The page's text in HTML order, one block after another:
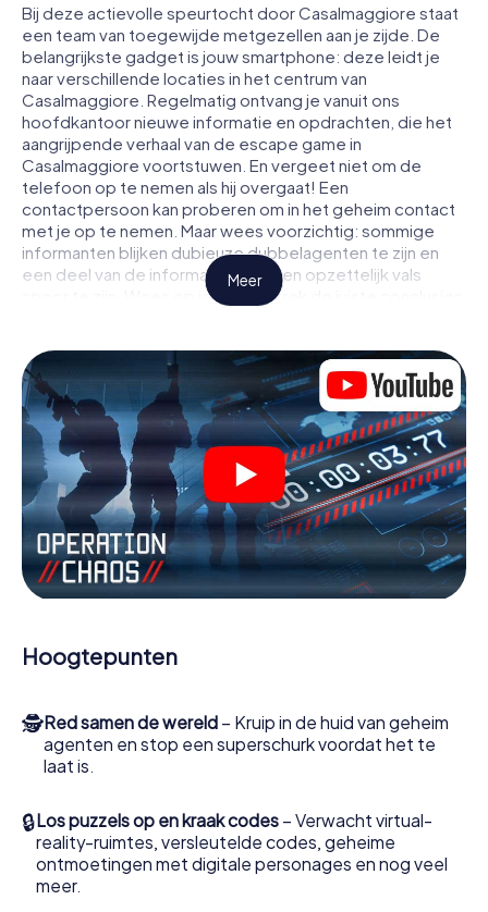
Bij deze actievolle speurtocht door Casalmaggiore staat
een team van toegewijde metgezellen aan je zijde. De
belangrijkste gadget is jouw smartphone: deze leidt je
naar verschillende locaties in het centrum van
Casalmaggiore. Regelmatig ontvang je vanuit ons
hoofdkantoor nieuwe informatie en opdrachten, die het
aangrijpende verhaal van de escape game in
Casalmaggiore voortstuwen. En vergeet niet om de
telefoon op te nemen als hij overgaat! Een
contactpersoon kan proberen om in het geheim contact
met je op te nemen. Maar wees voorzichtig: sommige
informanten blijken dubieuze dubbelagenten te zijn en
een deel van de informatie blijkt een opzettelijk vals
spoor te zijn. Wees op je hoede, trek de juiste conclusies
Anders dan in een klassieke escaperoom in
Casalmaggiore zit je niet opgesloten in een kamer waaruit
je jezelf binnen een bepaald tijdvenster moet bevrijden.
Met deze speurtocht met een smartphone wordt heel
Casalmaggiore jouw speelveld! De technische
voorwaarden voor jouw avontuur in Casalmaggiore zijn
een smartphone en toegang tot het mobiel internet. Met
één klik krijg jij toegang tot onze app. Je hoeft niets te
installeren om door interactieve video's, lastige
minigames of andere functies in de actie te worden
getrokken.
spionnen en lok de handlangers van de schurk naar je toe.
In deze escape game Casalmaggiore moeten jij en jouw
echter niet verborgen blijven achter de sluier van
geheimhouding rond de geheime dienst: jij vereeuwigt
jezelf en jouw team in de hoogste score van
fotogalerij. De escape game van myCityHunt verandert
Casalmaggiore in jouw eigen persoonlijke
avonturenspeeltuin. Koop je tickets voor de wereld van
spionage en geheime agenten en verander
Meer
Hoogtepunten
🕵Red samen de wereld – Kruip in de huid van geheim
agenten en stop een superschurk voordat het te
laat is.
🔒Los puzzels op en kraak codes – Verwacht virtual-
reality-ruimtes, versleutelde codes, geheime
ontmoetingen met digitale personages en nog veel
meer.